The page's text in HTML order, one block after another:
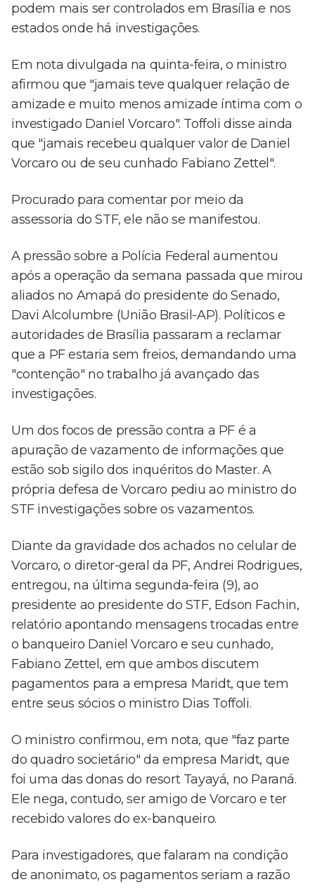
podem mais ser controlados em Brasília e nos
estados onde há investigações.
Em nota divulgada na quinta-feira, o ministro
afirmou que "jamais teve qualquer relação de
amizade e muito menos amizade íntima com o
investigado Daniel Vorcaro". Toffoli disse ainda
que "jamais recebeu qualquer valor de Daniel
Vorcaro ou de seu cunhado Fabiano Zettel".
Procurado para comentar por meio da
assessoria do STF, ele não se manifestou.
A pressão sobre a Polícia Federal aumentou
após a operação da semana passada que mirou
aliados no Amapá do presidente do Senado,
Davi Alcolumbre (União Brasil-AP). Políticos e
autoridades de Brasília passaram a reclamar
que a PF estaria sem freios, demandando uma
"contenção" no trabalho já avançado das
investigações.
Um dos focos de pressão contra a PF é a
apuração de vazamento de informações que
estão sob sigilo dos inquéritos do Master. A
própria defesa de Vorcaro pediu ao ministro do
STF investigações sobre os vazamentos.
Diante da gravidade dos achados no celular de
Vorcaro, o diretor-geral da PF, Andrei Rodrigues,
entregou, na última segunda-feira (9), ao
presidente ao presidente do STF, Edson Fachin,
relatório apontando mensagens trocadas entre
o banqueiro Daniel Vorcaro e seu cunhado,
Fabiano Zettel, em que ambos discutem
pagamentos para a empresa Maridt, que tem
entre seus sócios o ministro Dias Toffoli.
O ministro confirmou, em nota, que "faz parte
do quadro societário" da empresa Maridt, que
foi uma das donas do resort Tayayá, no Paraná.
Ele nega, contudo, ser amigo de Vorcaro e ter
recebido valores do ex-banqueiro.
Para investigadores, que falaram na condição
de anonimato, os pagamentos seriam a razão